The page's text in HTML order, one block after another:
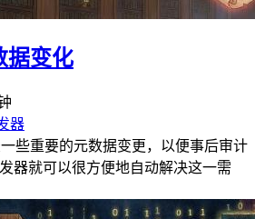
据变化
器
些重要的元数据变更，以便事后审计
器就可以很方便地自动解决这一需